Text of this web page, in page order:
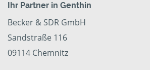
Ihr Partner in Genthin
Becker & SDR GmbH
Sandstraße 116
09114 Chemnitz